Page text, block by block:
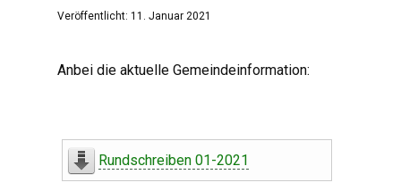
Veröffentlicht: 11. Januar 2021
Anbei die aktuelle Gemeindeinformation:
Rundschreiben 01-2021